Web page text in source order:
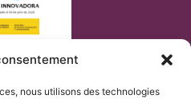
nous utilisons des technologies